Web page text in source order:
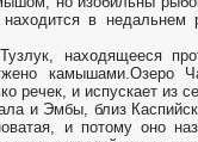
в недальнем
находящееся
камышами.Озеро
речек, и испускает из
и Эмбы, близ
и потому оно